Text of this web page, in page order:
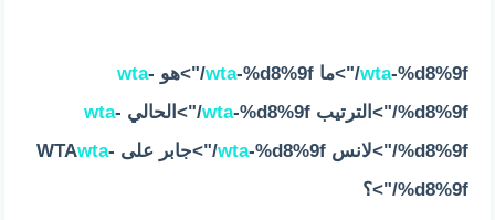
wta-%d8%9f/">ما wta-%d8%9f/">هو wta-
%d8%9f/">الترتيب
wta-%d8%9f/">الحالي wta-
%d8%9f/">لانس
wta-%d8%9f/">جابر على WTA wta-
%d8%9f/">؟